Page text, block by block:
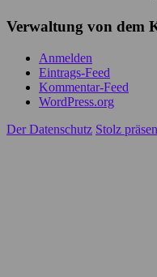
Verwaltung von dem
Anmelden
Eintrags-Feed
Kommentar-Feed
WordPress.org
Der Datenschutz Stolz